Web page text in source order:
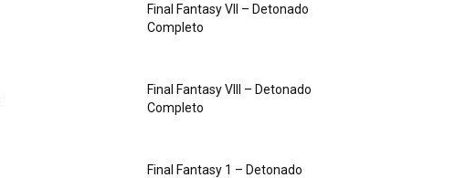
Final Fantasy VII – Detonado
Completo
Final Fantasy VIII – Detonado
Completo
Final Fantasy 1 – Detonado